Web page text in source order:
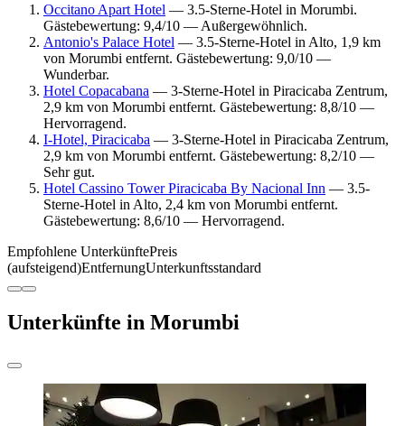
Occitano Apart Hotel — 3.5-Sterne-Hotel in Morumbi.
Gästebewertung: 9,4/10 — Außergewöhnlich.
Antonio's Palace Hotel — 3.5-Sterne-Hotel in Alto, 1,9 km
von Morumbi entfernt. Gästebewertung: 9,0/10 —
Wunderbar.
Hotel Copacabana — 3-Sterne-Hotel in Piracicaba Zentrum,
2,9 km von Morumbi entfernt. Gästebewertung: 8,8/10 —
Hervorragend.
I-Hotel, Piracicaba — 3-Sterne-Hotel in Piracicaba Zentrum,
2,9 km von Morumbi entfernt. Gästebewertung: 8,2/10 —
Sehr gut.
Hotel Cassino Tower Piracicaba By Nacional Inn — 3.5-
Sterne-Hotel in Alto, 2,4 km von Morumbi entfernt.
Gästebewertung: 8,6/10 — Hervorragend.
Empfohlene UnterkünftePreis
(aufsteigend)EntfernungUnterkunftsstandard
Unterkünfte in Morumbi